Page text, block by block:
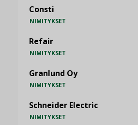
Consti
NIMITYKSET
Refair
NIMITYKSET
Granlund Oy
NIMITYKSET
Schneider Electric
NIMITYKSET